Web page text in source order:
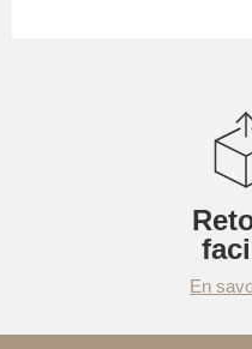
En